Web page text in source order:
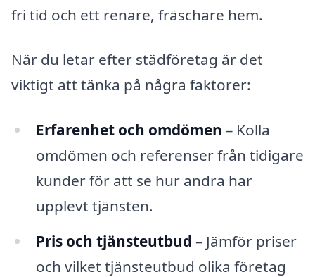
fri tid och ett renare, fräschare hem.
När du letar efter städföretag är det
viktigt att tänka på några faktorer:
Erfarenhet och omdömen – Kolla
omdömen och referenser från tidigare
kunder för att se hur andra har
upplevt tjänsten.
Pris och tjänsteutbud – Jämför priser
och vilket tjänsteutbud olika företag